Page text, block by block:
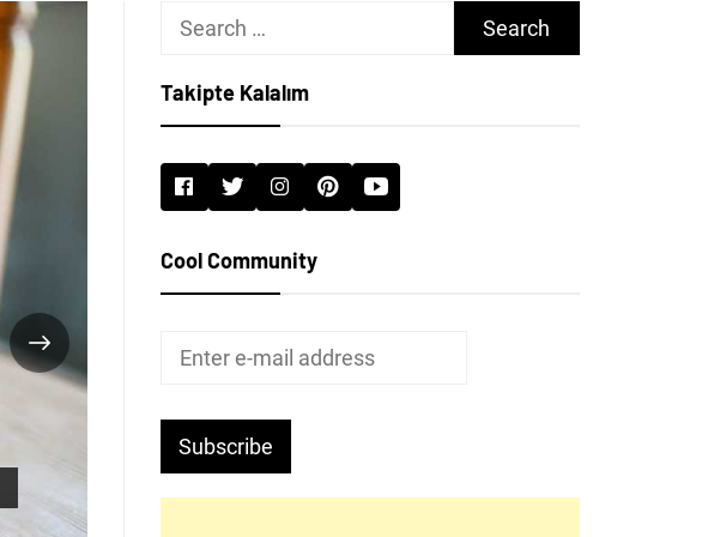
Teknoloji Şirketleri
Search
Takipte Kalalım
Cool Community
Subscribe